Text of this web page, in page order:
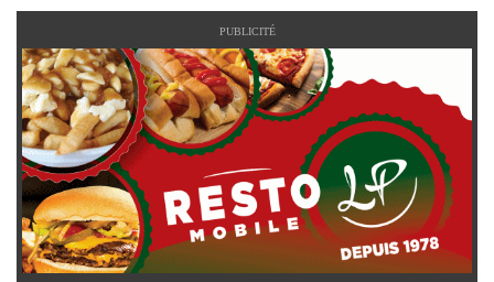
PUBLICITÉ